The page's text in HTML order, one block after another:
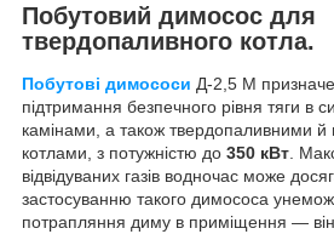
Побутовий димосос для
твердопаливного котла.
Побутові димососи Д-2,5 М
підтримання безпечного рівня тяги в
камінами, а також твердопаливними й
котлами, з потужністю до 350 кВт.
відвідуваних газів водночас може
застосуванню такого димососа
потрапляння диму в приміщення —